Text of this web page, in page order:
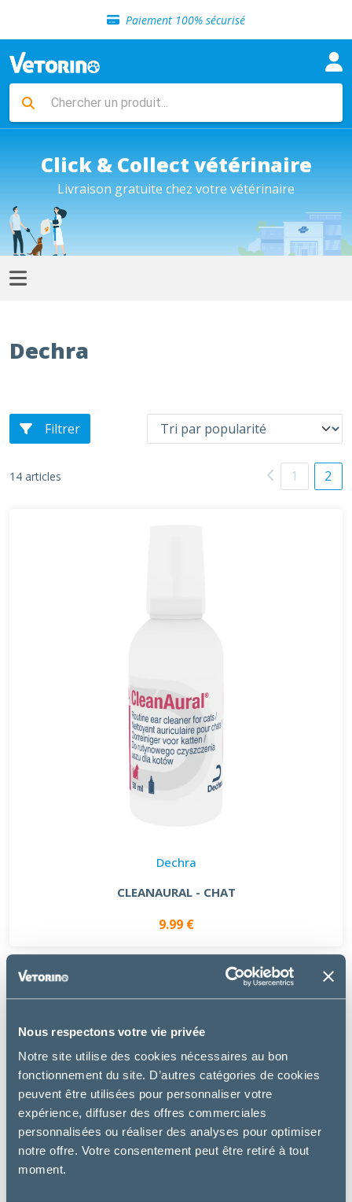
Nous respectons votre vie privée
Notre site utilise des cookies nécessaires au bon
fonctionnement du site. D’autres catégories de cookies
peuvent être utilisées pour personnaliser votre
expérience, diffuser des offres commerciales
personnalisées ou réaliser des analyses pour optimiser
notre offre. Votre consentement peut être retiré à tout
moment.
Paiement 100% sécurisé
Livraison gratuite en clinique vétérinaire
Sélection de croquettes vétérinaire
Livraison gratuite en clinique vétérinaire
Retour gratuit en clinique
Click & Collect vétérinaire
Livraison gratuite chez votre vétérinaire
Dechra
Filtrer
14 articles 1 2
Dechra
CLEANAURAL - CHAT
9.99 €